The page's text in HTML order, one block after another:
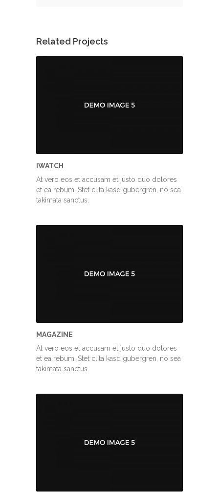
Related Projects
IWATCH
At vero eos et accusam et justo duo dolores
et ea rebum. Stet clita kasd gubergren, no sea
takimata sanctus.
MAGAZINE
At vero eos et accusam et justo duo dolores
et ea rebum. Stet clita kasd gubergren, no sea
takimata sanctus.